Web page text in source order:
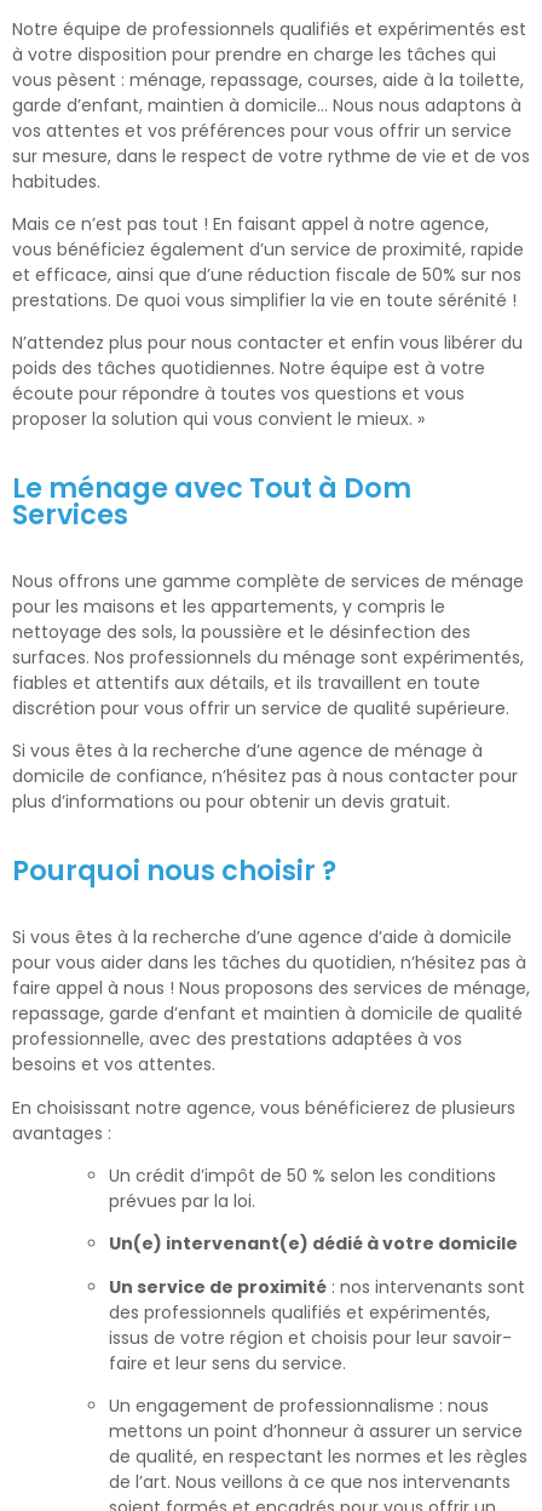
Notre équipe de professionnels qualifiés et expérimentés est
à votre disposition pour prendre en charge les tâches qui
vous pèsent : ménage, repassage, courses, aide à la toilette,
garde d’enfant, maintien à domicile… Nous nous adaptons à
vos attentes et vos préférences pour vous offrir un service
sur mesure, dans le respect de votre rythme de vie et de vos
habitudes.
Mais ce n’est pas tout ! En faisant appel à notre agence,
vous bénéficiez également d’un service de proximité, rapide
et efficace, ainsi que d’une réduction fiscale de 50% sur nos
prestations. De quoi vous simplifier la vie en toute sérénité !
N’attendez plus pour nous contacter et enfin vous libérer du
poids des tâches quotidiennes. Notre équipe est à votre
écoute pour répondre à toutes vos questions et vous
proposer la solution qui vous convient le mieux. »
Le ménage avec Tout à Dom
Services
Nous offrons une gamme complète de services de ménage
pour les maisons et les appartements, y compris le
nettoyage des sols, la poussière et le désinfection des
surfaces. Nos professionnels du ménage sont expérimentés,
fiables et attentifs aux détails, et ils travaillent en toute
discrétion pour vous offrir un service de qualité supérieure.
Si vous êtes à la recherche d’une agence de ménage à
domicile de confiance, n’hésitez pas à nous contacter pour
plus d’informations ou pour obtenir un devis gratuit.
Pourquoi nous choisir ?
Si vous êtes à la recherche d’une agence d’aide à domicile
pour vous aider dans les tâches du quotidien, n’hésitez pas à
faire appel à nous ! Nous proposons des services de ménage,
repassage, garde d’enfant et maintien à domicile de qualité
professionnelle, avec des prestations adaptées à vos
besoins et vos attentes.
En choisissant notre agence, vous bénéficierez de plusieurs
avantages :
Un crédit d’impôt de 50 % selon les conditions
prévues par la loi.
Un(e) intervenant(e) dédié à votre domicile
Un service de proximité : nos intervenants sont
des professionnels qualifiés et expérimentés,
issus de votre région et choisis pour leur savoir-
faire et leur sens du service.
Un engagement de professionnalisme : nous
mettons un point d’honneur à assurer un service
de qualité, en respectant les normes et les règles
de l’art. Nous veillons à ce que nos intervenants